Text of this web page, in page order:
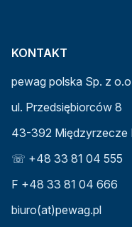
KONTAKT
pewag polska Sp. z
ul. Przedsiębiorców 8
43-392 Międzyrzecze
☏ +48 33 81 04 555
F +48 33 81 04 666
biuro(at)pewag.pl